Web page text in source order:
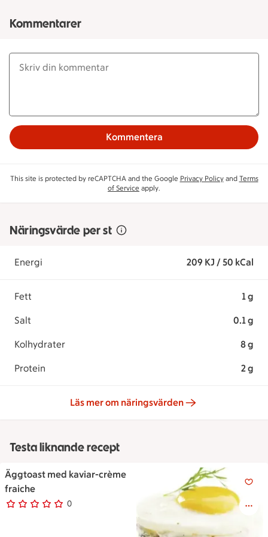
Kommentarer
Kommentera
This site is protected by reCAPTCHA and the Google Privacy Policyand Terms
of Service apply.
Näringsvärde per st
Energi 209 KJ / 50 kCal
Fett 1 g
Salt 0.1 g
Kolhydrater 8 g
Protein 2 g
Läs mer om näringsvärden
Testa liknande recept
Äggtoast med kaviar-crème
fraiche
0
0 personer har röstat
Äggtoast med kaviar-crème